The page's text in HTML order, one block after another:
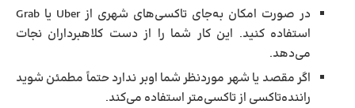
در صورت امکان به‌جای تاکسی‌های شهری از Uber یا Grab
استفاده کنید. این کار شما را از دست کلاهبرداران نجات
می‌دهد.
اگر مقصد یا شهر موردنظر شما اوبر ندارد حتماً مطمئن شوید
راننده‌تاکسی از تاکسی‌متر استفاده می‌کند.